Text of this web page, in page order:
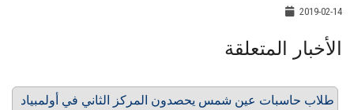
2019-02-14
الأخبار المتعلقة
طلاب حاسبات عين شمس يحصدون المركز الثاني في أولمبياد